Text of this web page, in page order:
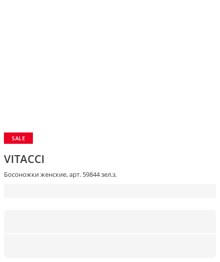
SALE
VITACCI
Босоножки женские, арт. 59844 зел.з.